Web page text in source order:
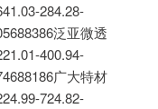
284.28-
泛亚微透
400.94-
广大特材
724.82-